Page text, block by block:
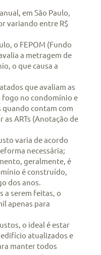
em São Paulo,
variando entre R$
o FEPOM (Fundo
a metragem de
o que causa a
que avaliam as
fogo no condomínio e
quando contam com
as ARTs (Anotação de
varia de acordo
necessária;
geralmente, é
é construído,
dos anos.
a serem feitas, o
apenas para
o ideal é estar
atualizados e
manter todos